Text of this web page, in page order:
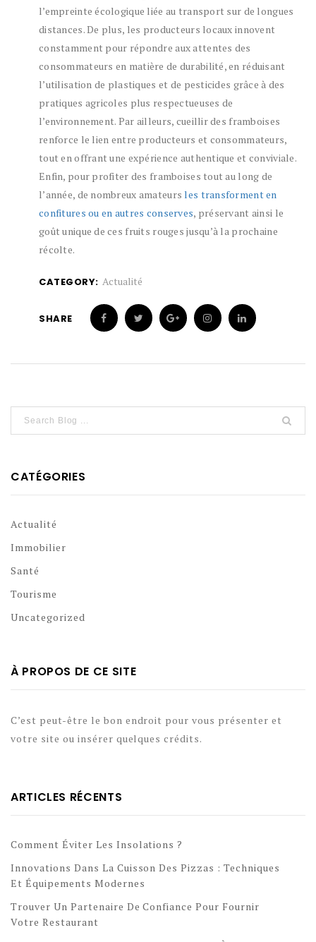
l’empreinte écologique liée au transport sur de longues
distances. De plus, les producteurs locaux innovent
constamment pour répondre aux attentes des
consommateurs en matière de durabilité, en réduisant
l’utilisation de plastiques et de pesticides grâce à des
pratiques agricoles plus respectueuses de
l’environnement. Par ailleurs, cueillir des framboises
renforce le lien entre producteurs et consommateurs,
tout en offrant une expérience authentique et conviviale.
Enfin, pour profiter des framboises tout au long de
l’année, de nombreux amateurs les transforment en
confitures ou en autres conserves, préservant ainsi le
goût unique de ces fruits rouges jusqu’à la prochaine
récolte.
CATEGORY: Actualité
SHARE
CATÉGORIES
Actualité
Immobilier
Santé
Tourisme
Uncategorized
À PROPOS DE CE SITE
C’est peut-être le bon endroit pour vous présenter et
votre site ou insérer quelques crédits.
ARTICLES RÉCENTS
Comment Éviter Les Insolations ?
Innovations Dans La Cuisson Des Pizzas : Techniques
Et Équipements Modernes
Trouver Un Partenaire De Confiance Pour Fournir
Votre Restaurant